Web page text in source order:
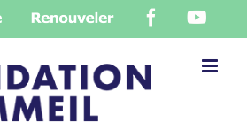
Renouveler Facebook